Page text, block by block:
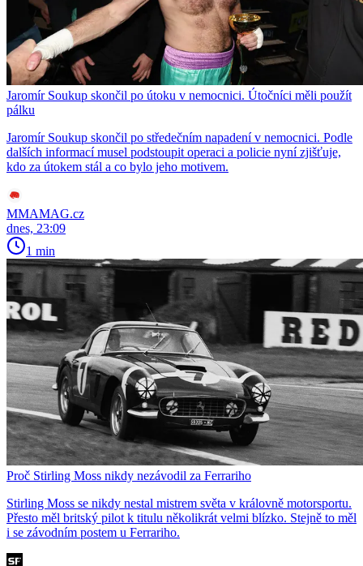
Jaromír Soukup skončil po útoku v nemocnici. Útočníci měli použít
pálku
Jaromír Soukup skončil po středečním napadení v nemocnici. Podle
dalších informací musel podstoupit operaci a policie nyní zjišťuje,
kdo za útokem stál a co bylo jeho motivem.
MMAMAG.cz
dnes, 23:09
1 min
Proč Stirling Moss nikdy nezávodil za Ferrariho
Stirling Moss se nikdy nestal mistrem světa v královně motorsportu.
Přesto měl britský pilot k titulu několikrát velmi blízko. Stejně to měl
i se závodním postem u Ferrariho.